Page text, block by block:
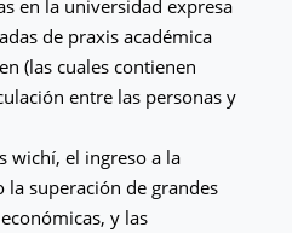
en la universidad expresa
de praxis académica
(las cuales contienen
entre las personas y
wichí, el ingreso a la
superación de grandes
y las